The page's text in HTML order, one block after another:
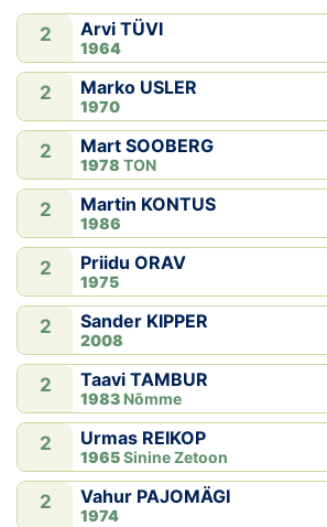
2 Arvi TÜVI
1964
2 Marko USLER
1970
2 Mart SOOBERG
1978 TON
2 Martin KONTUS
1986
2 Priidu ORAV
1975
2 Sander KIPPER
2008
2 Taavi TAMBUR
1983 Nõmme
2 Urmas REIKOP
1965Sinine Zetoon
2 Vahur PAJOMÄGI
1974